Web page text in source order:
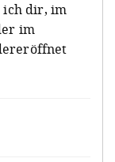
ich dir, im
im